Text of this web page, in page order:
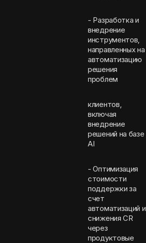
- Разработка и
внедрение
инструментов,
направленных на
автоматизацию
решения
проблем
клиентов,
включая
внедрение
решений на базе
AI
- Оптимизация
стоимости
поддержки за
счет
автоматизаций и
снижения CR
через
продуктовые